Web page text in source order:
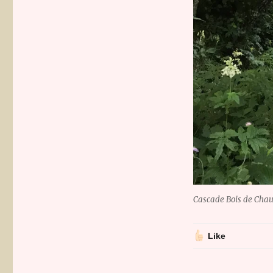
Cascade Bois de
Like